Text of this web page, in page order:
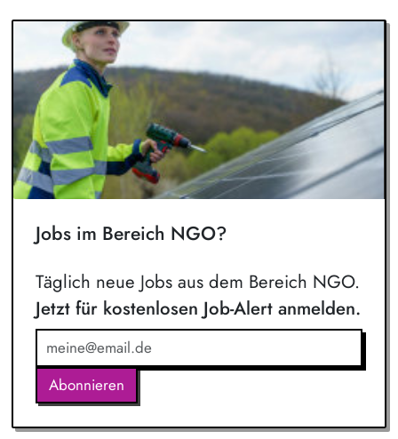
Jobs im Bereich NGO?
Täglich neue Jobs aus dem Bereich NGO.
Jetzt für kostenlosen Job-Alert anmelden.
Abonnieren